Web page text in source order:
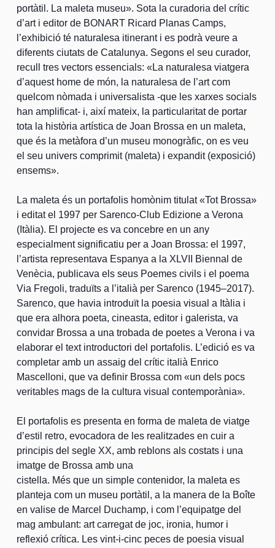
portàtil. La maleta museu». Sota la curadoria del crític
d’art i editor de BONART Ricard Planas Camps,
l’exhibició té naturalesa itinerant i es podrà veure a
diferents ciutats de Catalunya. Segons el seu curador,
recull tres vectors essencials: «La naturalesa viatgera
d’aquest home de món, la naturalesa de l’art com
quelcom nòmada i universalista -que les xarxes socials
han amplificat- i, així mateix, la particularitat de portar
tota la història artística de Joan Brossa en un maleta,
que és la metàfora d’un museu monogràfic, on es veu
el seu univers comprimit (maleta) i expandit (exposició)
ensems».
La maleta és un portafolis homònim titulat «Tot Brossa»
i editat el 1997 per Sarenco-Club Edizione a Verona
(Itàlia). El projecte es va concebre en un any
especialment significatiu per a Joan Brossa: el 1997,
l’artista representava Espanya a la XLVII Biennal de
Venècia, publicava els seus Poemes civils i el poema
Via Fregoli, traduïts a l’italià per Sarenco (1945–2017).
Sarenco, que havia introduït la poesia visual a Itàlia i
que era alhora poeta, cineasta, editor i galerista, va
convidar Brossa a una trobada de poetes a Verona i va
elaborar el text introductori del portafolis. L’edició es va
completar amb un assaig del crític italià Enrico
Mascelloni, que va definir Brossa com «un dels pocs
veritables mags de la cultura visual contemporània».
El portafolis es presenta en forma de maleta de viatge
d’estil retro, evocadora de les realitzades en cuir a
principis del segle XX, amb reblons als costats i una
imatge de Brossa amb una
cistella. Més que un simple contenidor, la maleta es
planteja com un museu portàtil, a la manera de la Boîte
en valise de Marcel Duchamp, i com l’equipatge del
mag ambulant: art carregat de joc, ironia, humor i
reflexió crítica. Les vint-i-cinc peces de poesia visual